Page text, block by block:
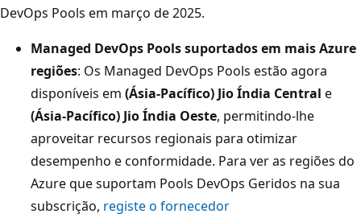
DevOps Pools em março de 2025.
Managed DevOps Pools suportados em mais Azure
regiões: Os Managed DevOps Pools estão agora
disponíveis em (Ásia-Pacífico) Jio Índia Central e
(Ásia-Pacífico) Jio Índia Oeste, permitindo-lhe
aproveitar recursos regionais para otimizar
desempenho e conformidade. Para ver as regiões do
Azure que suportam Pools DevOps Geridos na sua
subscrição, registe o fornecedor